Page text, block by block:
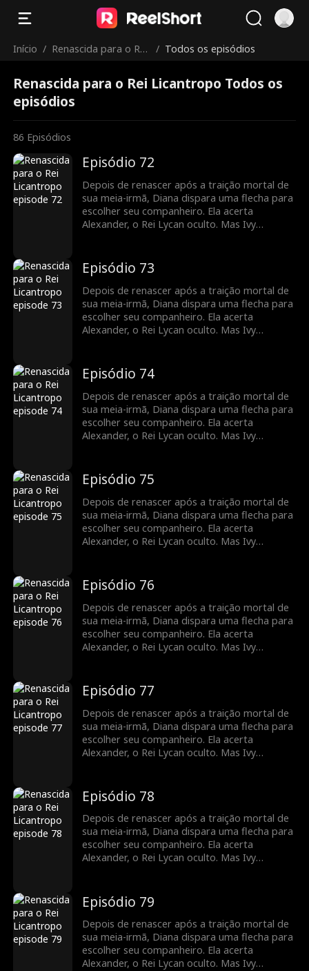
Início / Renascida para o Rei
/ Todos os episódios
Renascida para o Rei Licantropo Todos os
episódios
86 Episódios
Episódio 72
Depois de renascer após a traição mortal de
sua meia-irmã, Diana dispara uma flecha para
escolher seu companheiro. Ela acerta
Alexander, o Rei Lycan oculto. Mas Ivy
reescrever o próprio destino antes que seja
tarde demais.
Episódio 73
Depois de renascer após a traição mortal de
sua meia-irmã, Diana dispara uma flecha para
escolher seu companheiro. Ela acerta
Alexander, o Rei Lycan oculto. Mas Ivy
reescrever o próprio destino antes que seja
tarde demais.
Episódio 74
Depois de renascer após a traição mortal de
sua meia-irmã, Diana dispara uma flecha para
escolher seu companheiro. Ela acerta
Alexander, o Rei Lycan oculto. Mas Ivy
reescrever o próprio destino antes que seja
tarde demais.
Episódio 75
Depois de renascer após a traição mortal de
sua meia-irmã, Diana dispara uma flecha para
escolher seu companheiro. Ela acerta
Alexander, o Rei Lycan oculto. Mas Ivy
reescrever o próprio destino antes que seja
tarde demais.
Episódio 76
Depois de renascer após a traição mortal de
sua meia-irmã, Diana dispara uma flecha para
escolher seu companheiro. Ela acerta
Alexander, o Rei Lycan oculto. Mas Ivy
reescrever o próprio destino antes que seja
tarde demais.
Episódio 77
Depois de renascer após a traição mortal de
sua meia-irmã, Diana dispara uma flecha para
escolher seu companheiro. Ela acerta
Alexander, o Rei Lycan oculto. Mas Ivy
reescrever o próprio destino antes que seja
tarde demais.
Episódio 78
Depois de renascer após a traição mortal de
sua meia-irmã, Diana dispara uma flecha para
escolher seu companheiro. Ela acerta
Alexander, o Rei Lycan oculto. Mas Ivy
reescrever o próprio destino antes que seja
tarde demais.
Episódio 79
Depois de renascer após a traição mortal de
sua meia-irmã, Diana dispara uma flecha para
escolher seu companheiro. Ela acerta
Alexander, o Rei Lycan oculto. Mas Ivy